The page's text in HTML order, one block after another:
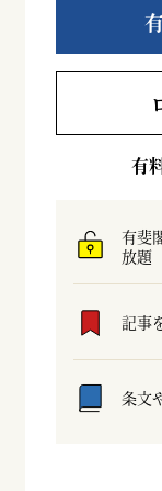
有
有斐
放題
記事
条文